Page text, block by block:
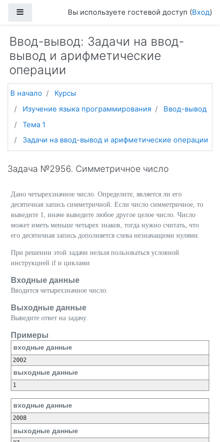
Боковая панельВы используете гостевой доступ (Вход)
Ввод-вывод: Задачи на ввод-
вывод и арифметические
операции
В начало
Курсы
Изучение языка программирования
Ввод-вывод
Тема 1
Задачи на ввод-вывод и арифметические операции
Задача №2956. Симметричное число
Дано четырехзначное число. Определите, является ли его
десятичная запись симметричной. Если число симметричное, то
выведите 1, иначе выведите любое другое целое число. Число
может иметь меньше четырех знаков, тогда нужно считать, что
его десятичная запись дополняется слева незначащими нулями.
При решении этой задачи нельзя пользоваться условной
инструкцией if и циклами
Входные данные
Вводится четырехзначное число.
Выходные данные
Выведите ответ на задачу.
Примеры
входные данные
выходные данные
входные данные
выходные данные